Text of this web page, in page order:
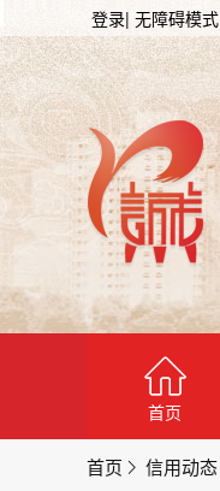
登录| 无障碍模式
首页
首页 信用动态